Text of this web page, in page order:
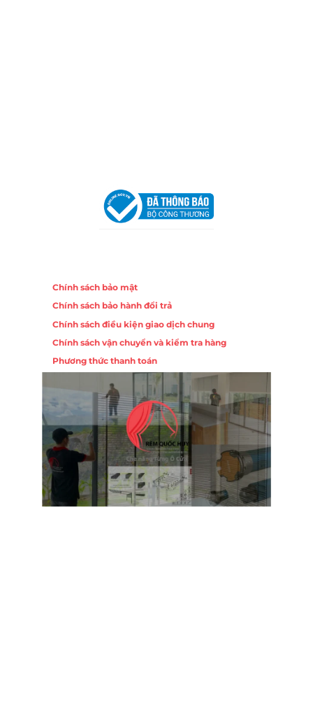
Chính sách bảo mật
Chính sách bảo hành đổi trả
Chính sách điều kiện giao dịch chung
Chính sách vận chuyển và kiểm tra hàng
Phương thức thanh toán